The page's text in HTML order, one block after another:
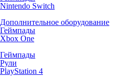
Nintendo Switch
Дополнительное оборудование
Геймпады
Xbox One
Геймпады
Рули
PlayStation 4